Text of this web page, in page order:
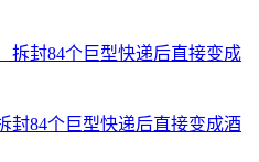
封84个巨型快递后直接变成酒